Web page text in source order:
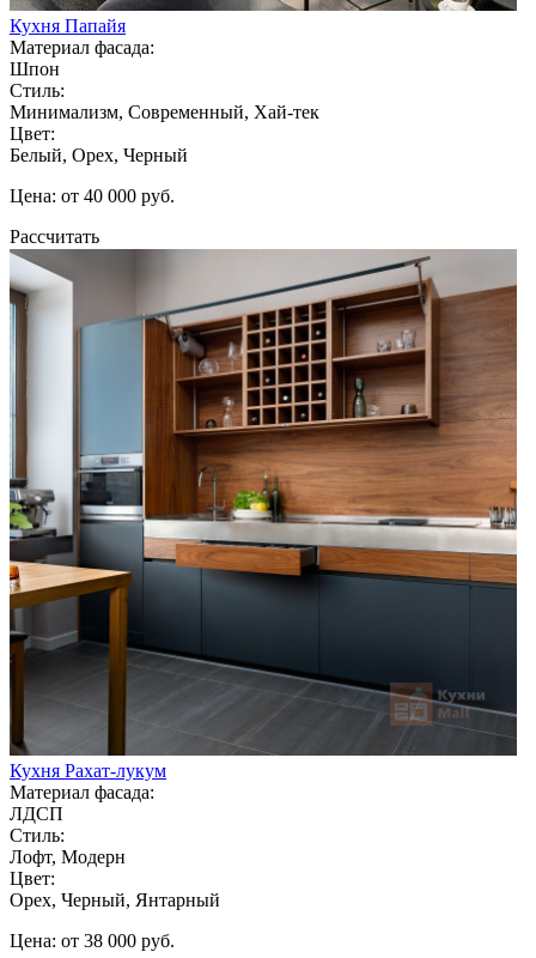
Кухня Папайя
Материал фасада:
Шпон
Стиль:
Минимализм, Современный, Хай-тек
Цвет:
Белый, Орех, Черный
Цена: от 40 000 руб.
Рассчитать
Кухня Рахат-лукум
Материал фасада:
ЛДСП
Стиль:
Лофт, Модерн
Цвет:
Орех, Черный, Янтарный
Цена: от 38 000 руб.